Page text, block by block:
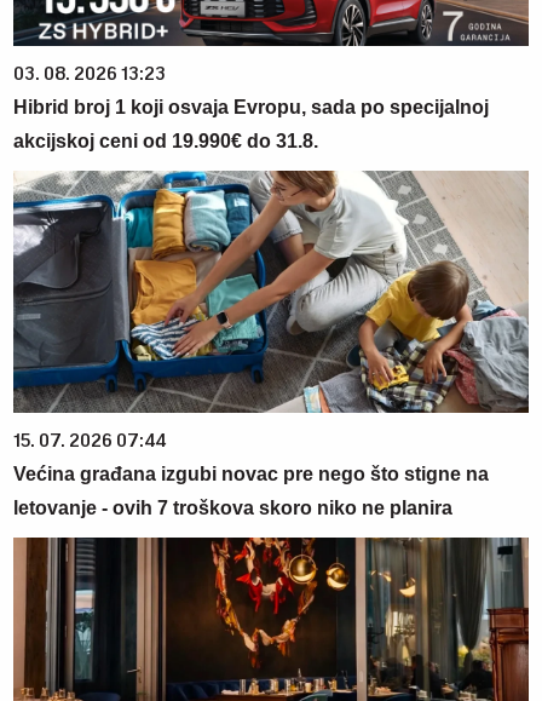
03. 08. 2026 13:23
Hibrid broj 1 koji osvaja Evropu, sada po specijalnoj
akcijskoj ceni od 19.990€ do 31.8.
15. 07. 2026 07:44
Većina građana izgubi novac pre nego što stigne na
letovanje - ovih 7 troškova skoro niko ne planira